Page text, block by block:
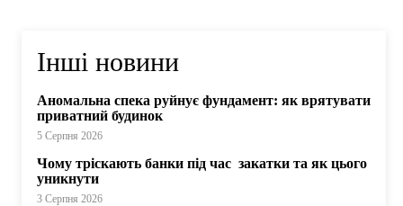
Інші новини
Аномальна спека руйнує фундамент: як врятувати
приватний будинок
5 Серпня 2026
Чому тріскають банки під час закатки та як цього
уникнути
3 Серпня 2026